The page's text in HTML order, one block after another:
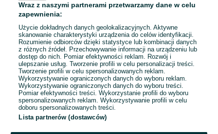
LUB
E-mail
Hasło
Wraz z naszymi partnerami przetwarzamy dane w celu
zapewnienia:
Użycie dokładnych danych geolokalizacyjnych. Aktywne
skanowanie charakterystyki urządzenia do celów identyfikacji.
Rozumienie odbiorców dzięki statystyce lub kombinacji danych
z różnych źródeł. Przechowywanie informacji na urządzeniu lub
dostęp do nich. Pomiar efektywności reklam. Rozwój i
ulepszanie usług. Tworzenie profili w celu personalizacji treści.
Tworzenie profili w celu spersonalizowanych reklam.
Wykorzystywanie ograniczonych danych do wyboru reklam.
Wykorzystywanie ograniczonych danych do wyboru treści.
Pomiar efektywności treści. Wykorzystanie profili do wyboru
spersonalizowanych reklam. Wykorzystywanie profili w celu
doboru spersonalizowanych treści.
Lista partnerów (dostawców)